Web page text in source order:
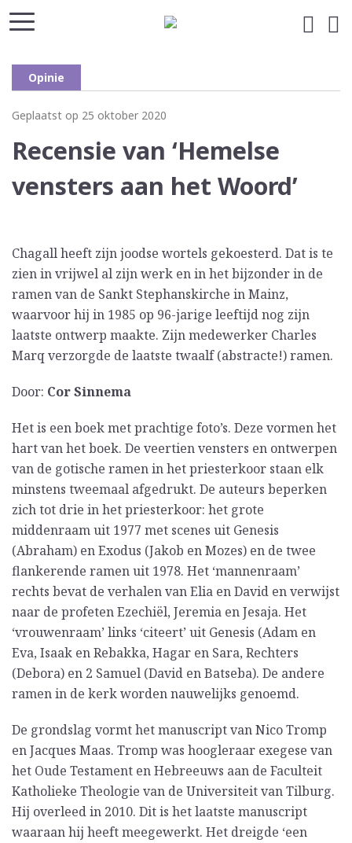
Opinie
Geplaatst op 25 oktober 2020
Recensie van ‘Hemelse
vensters aan het Woord’
Chagall heeft zijn joodse wortels gekoesterd. Dat is te
zien in vrijwel al zijn werk en in het bijzonder in de
ramen van de Sankt Stephanskirche in Mainz,
waarvoor hij in 1985 op 96-jarige leeftijd nog zijn
laatste ontwerp maakte. Zijn medewerker Charles
Marq verzorgde de laatste twaalf (abstracte!) ramen.
Door: Cor Sinnema
Het is een boek met prachtige foto’s. Deze vormen het
hart van het boek. De veertien vensters en ontwerpen
van de gotische ramen in het priesterkoor staan elk
minstens tweemaal afgedrukt. De auteurs beperken
zich tot drie in het priesterkoor: het grote
middenraam uit 1977 met scenes uit Genesis
(Abraham) en Exodus (Jakob en Mozes) en de twee
flankerende ramen uit 1978. Het ‘mannenraam’
rechts bevat de verhalen van Elia en David en verwijst
naar de profeten Ezechiël, Jeremia en Jesaja. Het
‘vrouwenraam’ links ‘citeert’ uit Genesis (Adam en
Eva, Isaak en Rebakka, Hagar en Sara, Rechters
(Debora) en 2 Samuel (David en Batseba). De andere
ramen in de kerk worden nauwelijks genoemd.
De grondslag vormt het manuscript van Nico Tromp
en Jacques Maas. Tromp was hoogleraar exegese van
het Oude Testament en Hebreeuws aan de Faculteit
Katholieke Theologie van de Universiteit van Tilburg.
Hij overleed in 2010. Dit is het laatste manuscript
waaraan hij heeft meegewerkt. Het dreigde ‘een